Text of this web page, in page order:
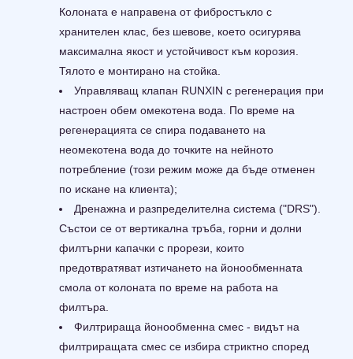
Колоната е направена от фибростъкло с
хранителен клас, без шевове, което осигурява
максимална якост и устойчивост към корозия.
Тялото е монтирано на стойка.
Управляващ клапан RUNXIN с регенерация при
настроен обем омекотена вода. По време на
регенерацията се спира подаването на
неомекотена вода до точките на нейното
потребление (този режим може да бъде отменен
по искане на клиента);
Дренажна и разпределителна система ("DRS").
Състои се от вертикална тръба, горни и долни
филтърни капачки с прорези, които
предотвратяват изтичането на йонообменната
смола от колоната по време на работа на
филтъра.
Филтрираща йонообменна смес - видът на
филтриращата смес се избира стриктно според